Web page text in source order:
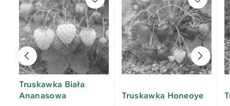
Truskawka Biała
Ananasowa
Truskawka Honeoye